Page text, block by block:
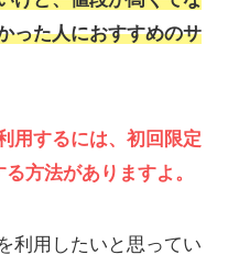
った人におすすめのサ
用するには、初回限定
方法がありますよ。
利用したいと思ってい